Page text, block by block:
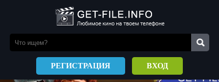
РЕГИСТРАЦИЯ ВХОД